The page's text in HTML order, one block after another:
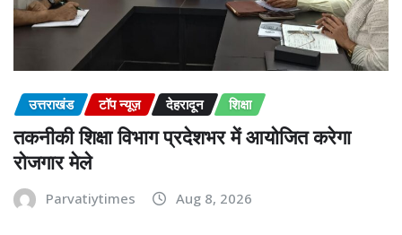
उत्तराखंड टॉप न्यूज़ देहरादून शिक्षा
तकनीकी शिक्षा विभाग प्रदेशभर में आयोजित करेगा
रोजगार मेले
Parvatiytimes Aug 8, 2026